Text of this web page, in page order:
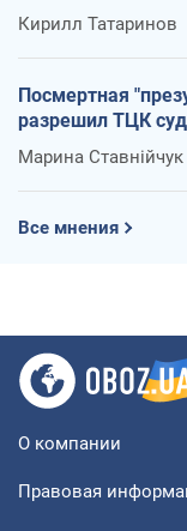
Кирилл Татаринов
Посмертная
разрешил ТЦК
Марина Ставнійчук
Все мнения
О компании
Правовая